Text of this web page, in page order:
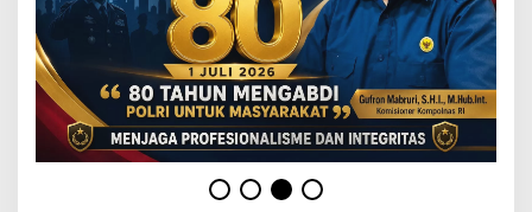
i
k
a
n
I
n
i
!